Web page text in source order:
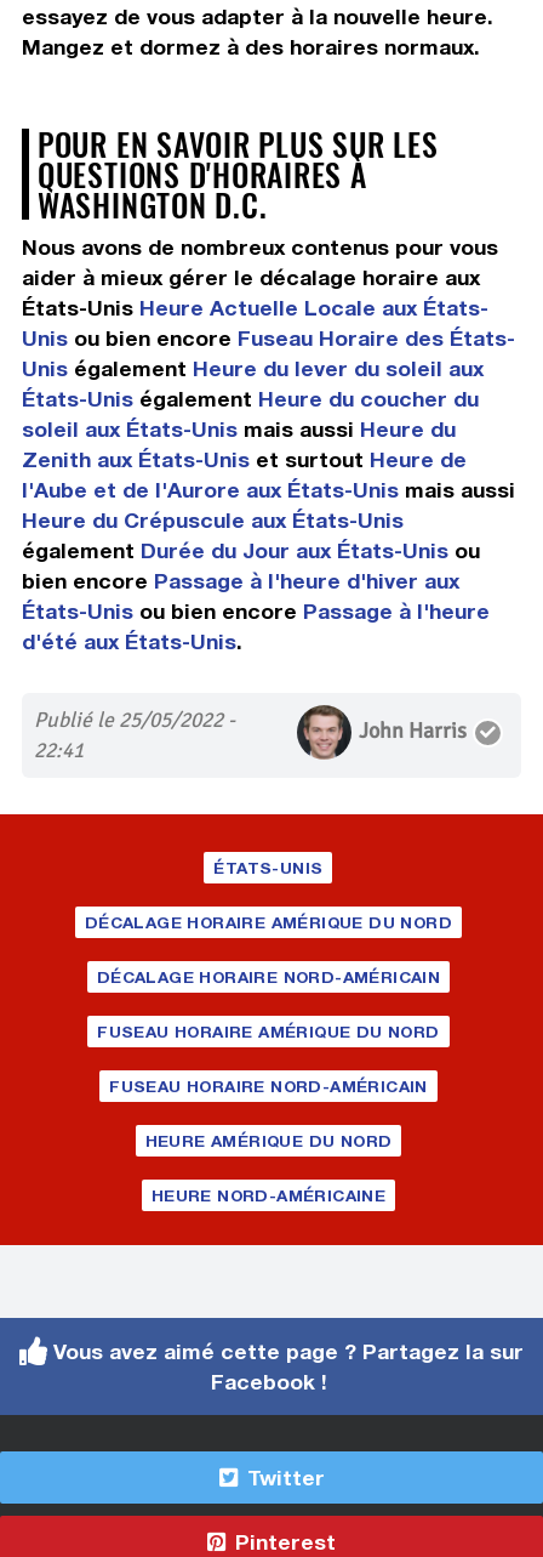
essayez de vous adapter à la nouvelle heure.
Mangez et dormez à des horaires normaux.
POUR EN SAVOIR PLUS SUR LES
QUESTIONS D'HORAIRES À
WASHINGTON D.C.
Nous avons de nombreux contenus pour vous
aider à mieux gérer le décalage horaire aux
États-Unis Heure Actuelle Locale aux États-
Unisou bien encore Fuseau Horaire des États-
Uniségalement Heure du lever du soleil aux
États-Uniségalement Heure du coucher du
soleil aux États-Unismais aussi Heure du
Zenith aux États-Uniset surtout Heure de
l'Aube et de l'Aurore aux États-Unismais aussi
Heure du Crépuscule aux États-Unis
également Durée du Jour aux États-Unisou
bien encore Passage à l'heure d'hiver aux
États-Unisou bien encore Passage à l'heure
d'été aux États-Unis.
Publié le 25/05/2022 -
22:41
John Harris
ÉTATS-UNIS
DÉCALAGE HORAIRE AMÉRIQUE DU NORD
DÉCALAGE HORAIRE NORD-AMÉRICAIN
FUSEAU HORAIRE AMÉRIQUE DU NORD
FUSEAU HORAIRE NORD-AMÉRICAIN
HEURE AMÉRIQUE DU NORD
HEURE NORD-AMÉRICAINE
Vous avez aimé cette page ? Partagez la sur
Facebook !
Twitter
Pinterest